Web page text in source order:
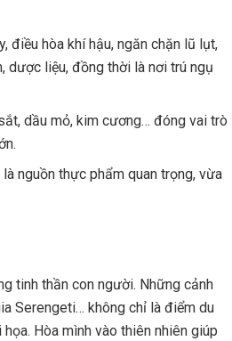
điều hòa khí hậu, ngăn chặn lũ lụt,
dược liệu, đồng thời là nơi trú ngụ
dầu mỏ, kim cương… đóng vai trò
nguồn thực phẩm quan trọng, vừa
tinh thần con người. Những cảnh
Serengeti… không chỉ là điểm du
Hòa mình vào thiên nhiên giúp